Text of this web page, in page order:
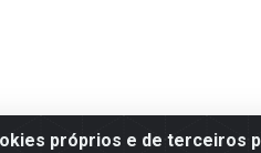
próprios e de terceiros